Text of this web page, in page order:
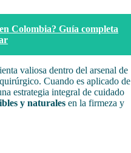
Colombia? Guía completa
valiosa dentro del arsenal de
Cuando es aplicado de
estrategia integral de cuidado
y naturales en la firmeza y